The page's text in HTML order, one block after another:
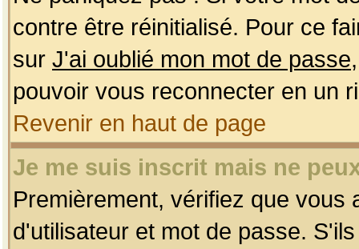
contre être réinitialisé. Pour ce
sur J'ai oublié mon mot de passe
pouvoir vous reconnecter en un
Revenir en haut de page
Je me suis inscrit mais ne
Premièrement, vérifiez que
d'utilisateur et mot de passe.